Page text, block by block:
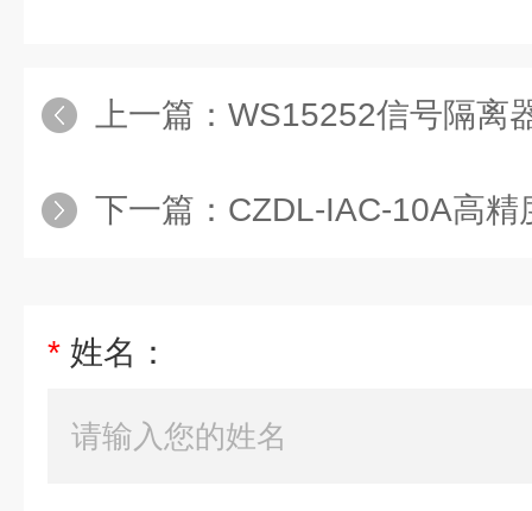
上一篇： WS15252信号隔离器
下一篇： CZDL-IAC-10A高精度
* 姓名：